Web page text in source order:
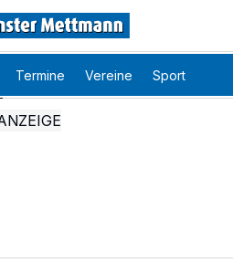
Termine Vereine Sport